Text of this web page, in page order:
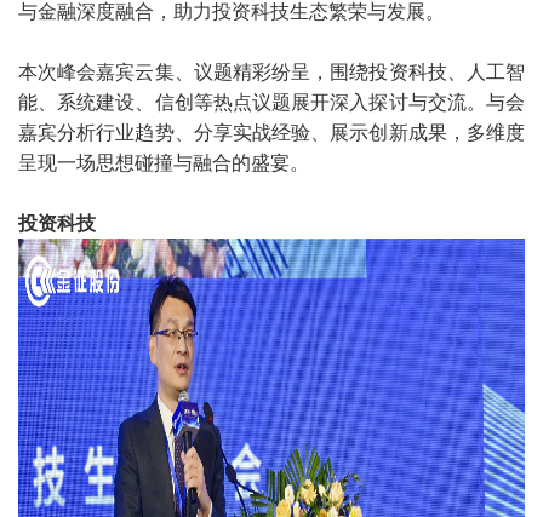
与金融深度融合，助力投资科技生态繁荣与发展。
本次峰会嘉宾云集、议题精彩纷呈，围绕投资科技、人工智
能、系统建设、信创等热点议题展开深入探讨与交流。与会
嘉宾分析行业趋势、分享实战经验、展示创新成果，多维度
呈现一场思想碰撞与融合的盛宴。
投资科技